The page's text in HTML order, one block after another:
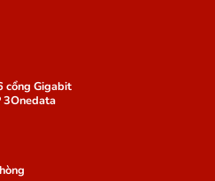
cổng Gigabit
3Onedata